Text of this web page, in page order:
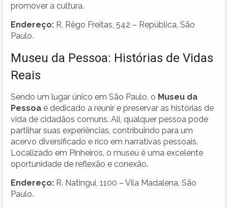
promover a cultura.
Endereço: R. Rêgo Freitas, 542 – República, São
Paulo.
Museu da Pessoa: Histórias de Vidas
Reais
Sendo um lugar único em São Paulo, o Museu da
Pessoa é dedicado a reunir e preservar as histórias de
vida de cidadãos comuns. Ali, qualquer pessoa pode
partilhar suas experiências, contribuindo para um
acervo diversificado e rico em narrativas pessoais.
Localizado em Pinheiros, o museu é uma excelente
oportunidade de reflexão e conexão.
Endereço: R. Natingui, 1100 – Vila Madalena, São
Paulo.